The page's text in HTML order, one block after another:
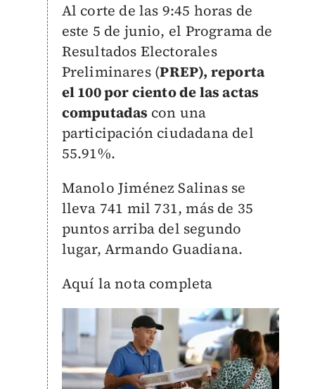
Al corte de las 9:45 horas de
este 5 de junio, el Programa de
Resultados Electorales
Preliminares (PREP), reporta
el 100 por ciento de las actas
computadas con una
participación ciudadana del
55.91%.
Manolo Jiménez Salinas se
lleva 741 mil 731, más de 35
puntos arriba del segundo
lugar, Armando Guadiana.
Aquí la nota completa